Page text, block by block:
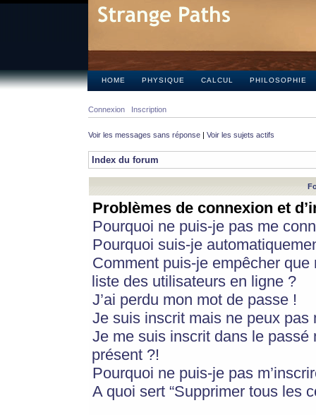
HOME PHYSIQUE CALCUL PHILOSOPHIE
Connexion Inscription
Voir les messages sans réponse | Voir les sujets actifs
Index du forum
Problèmes de connexion et
Pourquoi ne puis-je pas me
Pourquoi suis-je
Comment puis-je empêcher
liste des utilisateurs en ligne ?
J’ai perdu mon mot de passe !
Je suis inscrit mais ne peux pas
Je me suis inscrit dans le
présent ?!
Pourquoi ne puis-je pas
A quoi sert “Supprimer tous les